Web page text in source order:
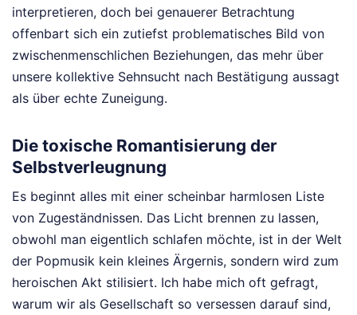
interpretieren, doch bei genauerer Betrachtung
offenbart sich ein zutiefst problematisches Bild von
zwischenmenschlichen Beziehungen, das mehr über
unsere kollektive Sehnsucht nach Bestätigung aussagt
als über echte Zuneigung.
Die toxische Romantisierung der
Selbstverleugnung
Es beginnt alles mit einer scheinbar harmlosen Liste
von Zugeständnissen. Das Licht brennen zu lassen,
obwohl man eigentlich schlafen möchte, ist in der Welt
der Popmusik kein kleines Ärgernis, sondern wird zum
heroischen Akt stilisiert. Ich habe mich oft gefragt,
warum wir als Gesellschaft so versessen darauf sind,